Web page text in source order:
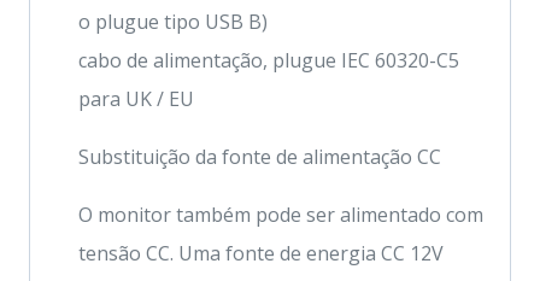
o plugue tipo USB B)
cabo de alimentação, plugue IEC 60320-C5
para UK / EU
Substituição da fonte de alimentação CC
O monitor também pode ser alimentado com
tensão CC. Uma fonte de energia CC 12V